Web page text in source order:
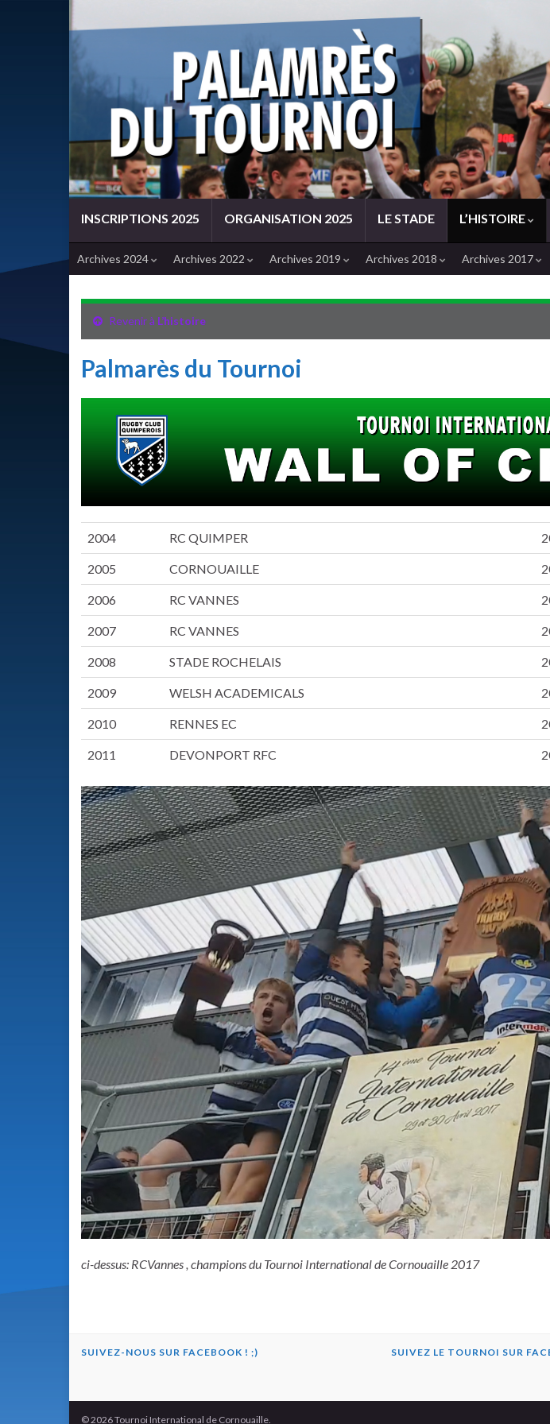
INSCRIPTIONS 2025 ORGANISATION 2025 LE STADE L’HISTOIRE
Archives 2024 Archives 2022 Archives 2019 Archives 2018 Archives 2017
Revenir à L’histoire
Palmarès du Tournoi
2004 RC QUIMPER
2005 CORNOUAILLE
2006 RC VANNES
2007 RC VANNES
2008 STADE ROCHELAIS
2009 WELSH ACADEMICALS
2010 RENNES EC
2011 DEVONPORT RFC
ci-dessus: RCVannes , champions du Tournoi International de Cornouaille 2017
SUIVEZ-NOUS SUR FACEBOOK ! ;) SUIVEZ LE TOURNOI SUR
© 2026 Tournoi International de Cornouaille.